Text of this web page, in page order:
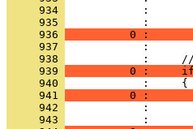
     934
     935
     936
0 :
     937
     938
     939
0 :
     940
     941
0 :
     942
     943